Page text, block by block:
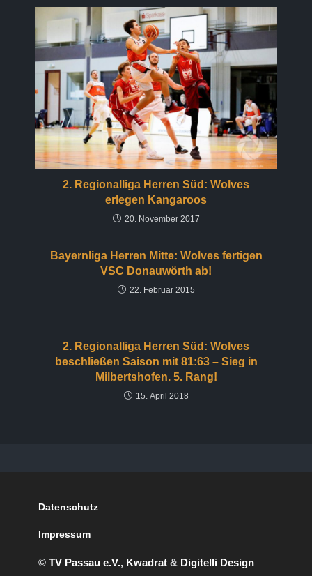
2. Regionalliga Herren Süd: Wolves
erlegen Kangaroos
20. November 2017
Bayernliga Herren Mitte: Wolves fertigen
VSC Donauwörth ab!
22. Februar 2015
2. Regionalliga Herren Süd: Wolves
beschließen Saison mit 81:63 – Sieg in
Milbertshofen. 5. Rang!
15. April 2018
Datenschutz
Impressum
©TV Passau e.V., Kwadrat & Digitelli Design